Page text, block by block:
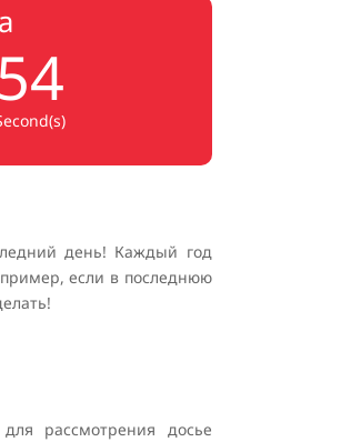
53
день! Каждый год
если в последнюю
рассмотрения досье